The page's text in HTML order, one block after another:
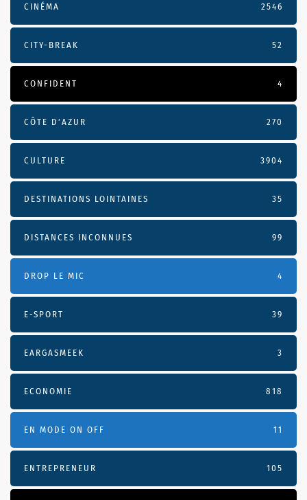
CINÉMA 2546
CITY-BREAK 52
CONFIDENT 4
CÔTE D’AZUR 270
CULTURE 3904
DESTINATIONS LOINTAINES 35
DISTANCES INCONNUES 99
DROP LE MIC 4
E-SPORT 39
EARGASMEEK 3
ECONOMIE 818
EN MODE ON OFF 11
ENTREPRENEUR 105